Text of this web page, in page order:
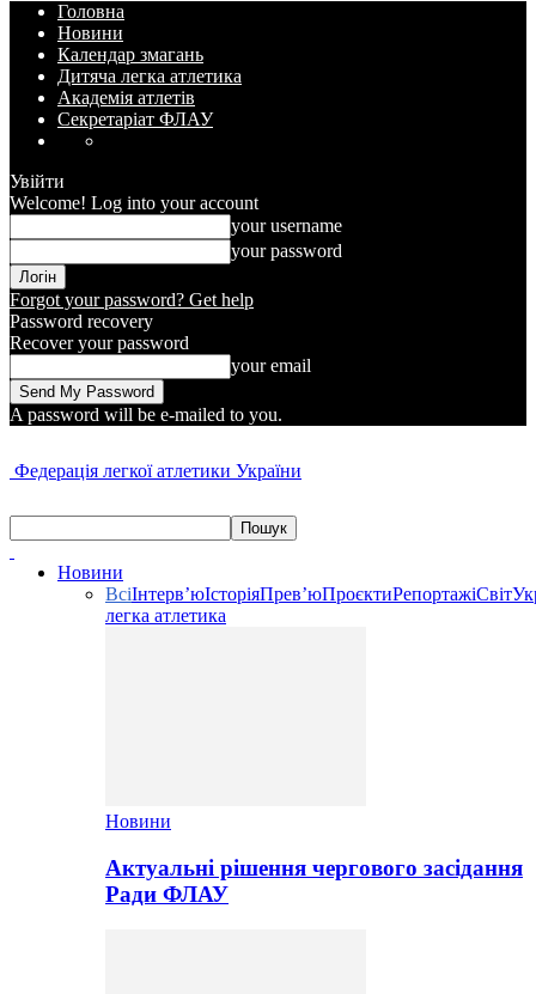
Головна
Новини
Календар змагань
Дитяча легка атлетика
Академія атлетів
Секретаріат ФЛАУ
Увійти
Welcome! Log into your account
your username
your password
Forgot your password? Get help
Password recovery
Recover your password
your email
A password will be e-mailed to you.
Федерація легкої атлетики України
Новини
ВсіІнтерв’юІсторіяПрев’юПроєктиРепортажіСвіт
легка атлетика
Новини
Актуальні рішення чергового засідання
Ради ФЛАУ